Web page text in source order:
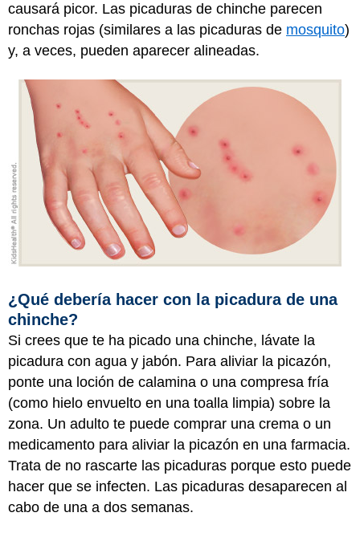
causará picor. Las picaduras de chinche parecen
ronchas rojas (similares a las picaduras de mosquito)
y, a veces, pueden aparecer alineadas.
¿Qué debería hacer con la picadura de una
chinche?
Si crees que te ha picado una chinche, lávate la
picadura con agua y jabón. Para aliviar la picazón,
ponte una loción de calamina o una compresa fría
(como hielo envuelto en una toalla limpia) sobre la
zona. Un adulto te puede comprar una crema o un
medicamento para aliviar la picazón en una farmacia.
Trata de no rascarte las picaduras porque esto puede
hacer que se infecten. Las picaduras desaparecen al
cabo de una a dos semanas.